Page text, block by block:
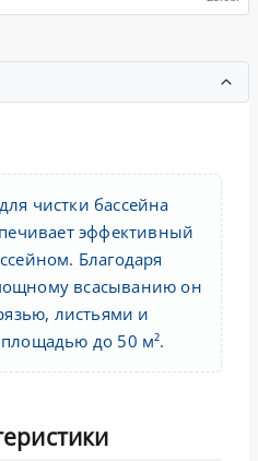
чистки бассейна
эффективный
Благодаря
всасыванию он
листьями и
до 50 м².